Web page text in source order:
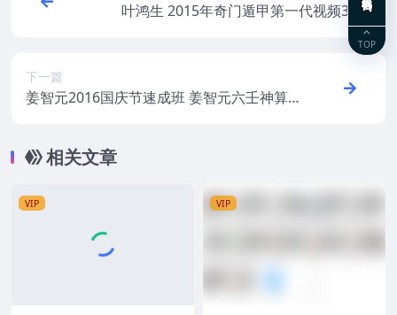
叶鸿生 2015年奇门遁甲第一代视频34集
下一篇
姜智元2016国庆节速成班 姜智元六壬神算
相关文章
VIP VIP
TOP